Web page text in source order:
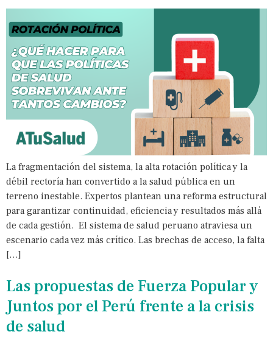
La fragmentación del sistema, la alta rotación política y la
débil rectoría han convertido a la salud pública en un
terreno inestable. Expertos plantean una reforma estructural
para garantizar continuidad, eficiencia y resultados más allá
de cada gestión. El sistema de salud peruano atraviesa un
escenario cada vez más crítico. Las brechas de acceso, la falta
[…]
Las propuestas de Fuerza Popular y
Juntos por el Perú frente a la crisis
de salud